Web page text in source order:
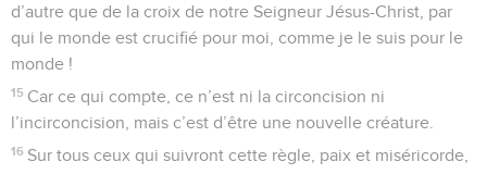
d’autre que de la croix de notre Seigneur Jésus-Christ, par
qui le monde est crucifié pour moi, comme je le suis pour le
monde !
15 Car ce qui compte, ce n’est ni la circoncision ni
l’incirconcision, mais c’est d’être une nouvelle créature.
16 Sur tous ceux qui suivront cette règle, paix et miséricorde,